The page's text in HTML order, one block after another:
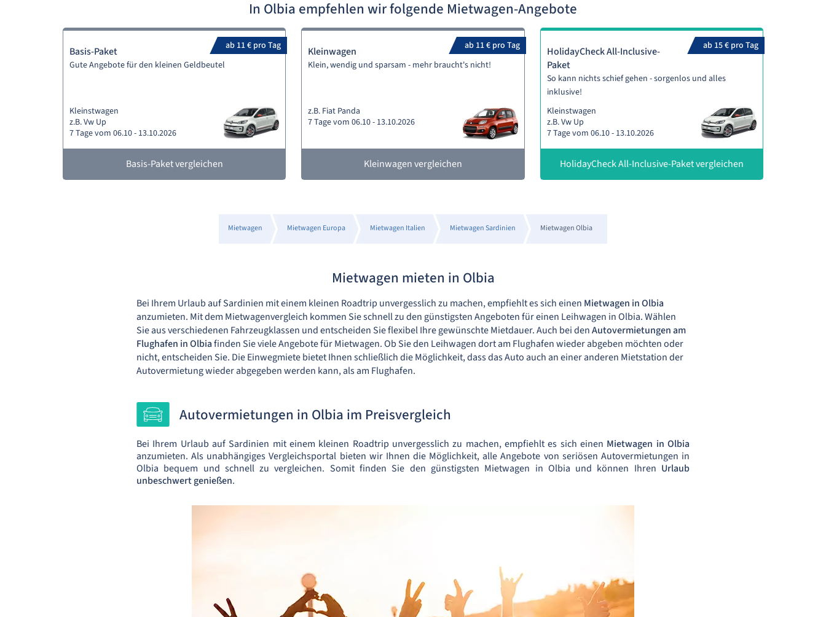
In Olbia empfehlen wir folgende Mietwagen-Angebote
ab 11 € pro Tag
Basis-Paket
Gute Angebote für den kleinen Geldbeutel
Kleinstwagen
z.B. Vw Up
7 Tage vom 06.10 - 13.10.2026
Basis-Paket vergleichen
ab 11 € pro Tag
Kleinwagen
Klein, wendig und sparsam - mehr braucht's nicht!
z.B. Fiat Panda
7 Tage vom 06.10 - 13.10.2026
Kleinwagen vergleichen
ab 15 € pro Tag
HolidayCheck All-Inclusive-
Paket
So kann nichts schief gehen - sorgenlos und alles
inklusive!
Kleinstwagen
z.B. Vw Up
7 Tage vom 06.10 - 13.10.2026
HolidayCheck All-Inclusive-Paket vergleichen
Mietwagen Mietwagen Europa Mietwagen Italien Mietwagen Sardinien Mietwagen Olbia
Mietwagen mieten in Olbia
Bei Ihrem Urlaub auf Sardinien mit einem kleinen Roadtrip unvergesslich zu machen, empfiehlt es sich einen Mietwagen in Olbia
anzumieten. Mit dem Mietwagenvergleich kommen Sie schnell zu den günstigsten Angeboten für einen Leihwagen in Olbia. Wählen
Sie aus verschiedenen Fahrzeugklassen und entscheiden Sie flexibel Ihre gewünschte Mietdauer. Auch bei denAutovermietungen am
Flughafen in Olbiafinden Sie viele Angebote für Mietwagen. Ob Sie den Leihwagen dort am Flughafen wieder abgeben möchten oder
nicht, entscheiden Sie. Die Einwegmiete bietet Ihnen schließlich die Möglichkeit, dass das Auto auch an einer anderen Mietstation der
Autovermietung wieder abgegeben werden kann, als am Flughafen.
Autovermietungen in Olbia im Preisvergleich
Bei Ihrem Urlaub auf Sardinien mit einem kleinen Roadtrip unvergesslich zu machen, empfiehlt es sich einen Mietwagen in Olbia
anzumieten. Als unabhängiges Vergleichsportal bieten wir Ihnen die Möglichkeit, alle Angebote von seriösen Autovermietungen in
Olbia bequem und schnell zu vergleichen. Somit finden Sie den günstigsten Mietwagen in Olbia und können Ihren Urlaub
unbeschwert genießen.